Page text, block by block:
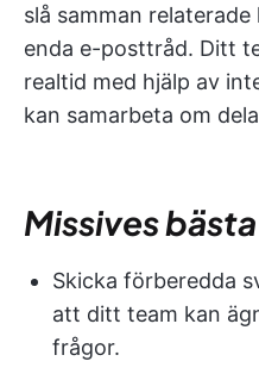
slå samman
enda e-posttråd. Ditt
realtid med hjälp av
kan samarbeta om
Missives
Skicka förberedda
att ditt team kan
frågor.